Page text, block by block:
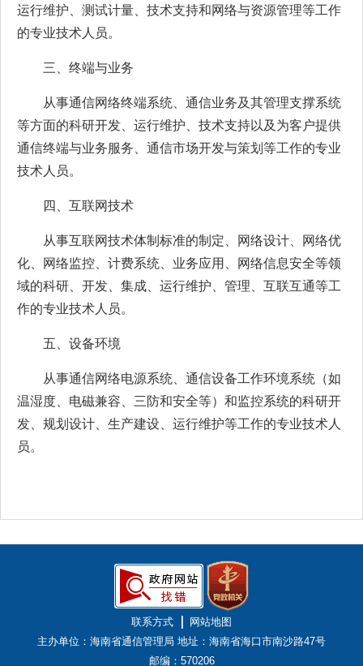
运行维护、测试计量、技术支持和网络与资源管理等工作
的专业技术人员。
三、终端与业务
从事通信网络终端系统、通信业务及其管理支撑系统
等方面的科研开发、运行维护、技术支持以及为客户提供
通信终端与业务服务、通信市场开发与策划等工作的专业
技术人员。
四、互联网技术
从事互联网技术体制标准的制定、网络设计、网络优
化、网络监控、计费系统、业务应用、网络信息安全等领
域的科研、开发、集成、运行维护、管理、互联互通等工
作的专业技术人员。
五、设备环境
从事通信网络电源系统、通信设备工作环境系统（如
温湿度、电磁兼容、三防和安全等）和监控系统的科研开
发、规划设计、生产建设、运行维护等工作的专业技术人
员。
联系方式
网站地图
主办单位：海南省通信管理局 地址：海南省海口市南沙路47号
邮编：570206